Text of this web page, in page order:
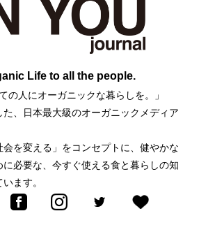
Life to all the people.
の人にオーガニックな暮らしを。」
た、日本最大級のオーガニックメディア
会を変える」をコンセプトに、健やかな
に必要な、今すぐ使える食と暮らしの知
ます。